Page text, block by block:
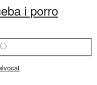
i porro